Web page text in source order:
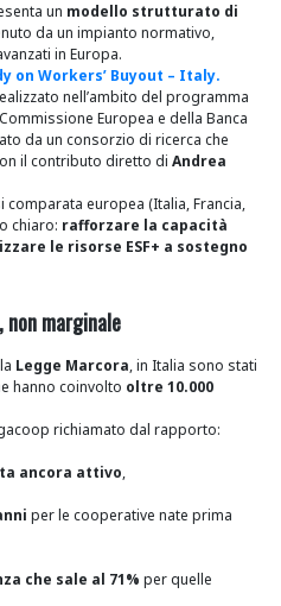
un modello strutturato di
da un impianto normativo,
in Europa.
on Workers’ Buyout – Italy.
nell’ambito del programma
Europea e della Banca
da un consorzio di ricerca che
il contributo diretto di Andrea
comparata europea (Italia, Francia,
chiaro: rafforzare la capacità
le risorse ESF+ a sostegno
non marginale
Legge Marcora, in Italia sono stati
hanno coinvolto oltre 10.000
richiamato dal rapporto:
ancora attivo,
per le cooperative nate prima
che sale al 71% per quelle